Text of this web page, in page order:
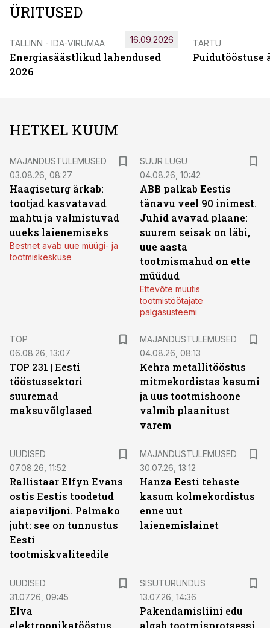
ÜRITUSED
TALLINN - IDA-VIRUMAA
Energiasäästlikud lahendused
2026
16.09.2026 TARTU
Puidutööstuse
HETKEL KUUM
MAJANDUSTULEMUSED
03.08.26, 08:27
Haagiseturg ärkab:
tootjad kasvatavad
mahtu ja valmistuvad
uueks laienemiseks
Bestnet avab uue müügi- ja
tootmiskeskuse
SUUR LUGU
04.08.26, 10:42
ABB palkab Eestis
tänavu veel 90 inimest.
Juhid avavad plaane:
suurem seisak on läbi,
uue aasta
tootmismahud on ette
müüdud
Ettevõte muutis
tootmistöötajate
palgasüsteemi
TOP
06.08.26, 13:07
TOP 231 | Eesti
tööstussektori
suuremad
maksuvõlglased
MAJANDUSTULEMUSED
04.08.26, 08:13
Kehra metallitööstus
mitmekordistas kasumi
ja uus tootmishoone
valmib plaanitust
varem
UUDISED
07.08.26, 11:52
Rallistaar Elfyn Evans
ostis Eestis toodetud
aiapaviljoni. Palmako
juht: see on tunnustus
Eesti
tootmiskvaliteedile
MAJANDUSTULEMUSED
30.07.26, 13:12
Hanza Eesti tehaste
kasum kolmekordistus
enne uut
laienemislainet
UUDISED
31.07.26, 09:45
Elva
elektroonikatööstus
SISUTURUNDUS
13.07.26, 14:36
Pakendamisliini edu
algab tootmisprotsessi